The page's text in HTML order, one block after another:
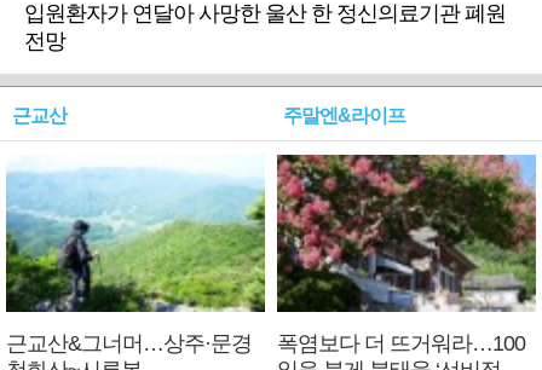
입원환자가 연달아 사망한 울산 한 정신의료기관 폐원
전망
근교산
근교산&그너머…상주·문경
주말엔&라이프
폭염보다 더 뜨거워라…100